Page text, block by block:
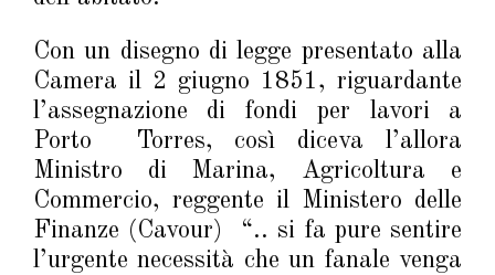
Con un disegno di legge presentato alla
Camera il 2 giugno 1851, riguardante
l’assegnazione di fondi per lavori a
Porto Torres, così diceva l’allora
Ministro di Marina, Agricoltura e
Commercio, reggente il Ministero delle
Finanze (Cavour) “.. si fa pure sentire
l’urgente necessità che un fanale venga